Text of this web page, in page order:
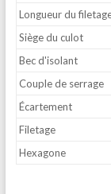
Longueur du
Siège du culot
Bec d'isolant
Couple de serrage
Écartement
Filetage
Hexagone